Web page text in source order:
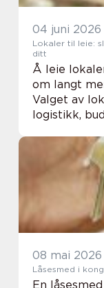
04 juni 2026
Lokaler til leie:
ditt
Å leie
om langt
Valget av
logistikk,
til leie, leter
08 mai 2026
En